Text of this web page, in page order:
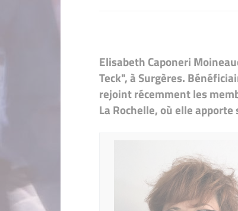
Elisabeth Caponeri
Teck", à Surgères.
rejoint récemment les
La Rochelle, où elle